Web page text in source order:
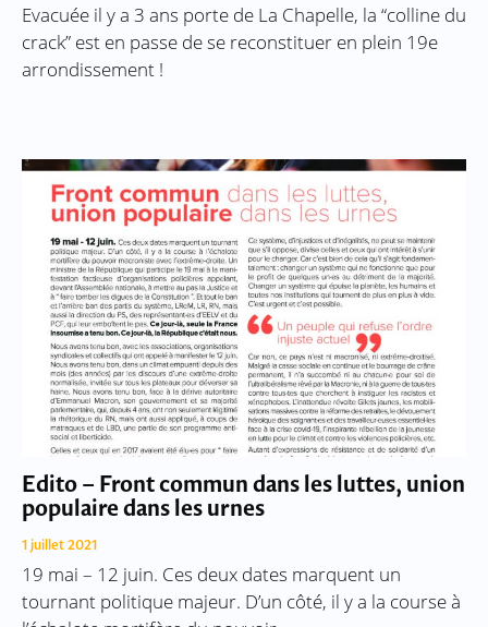
Evacuée il y a 3 ans porte de La Chapelle, la “colline du
crack” est en passe de se reconstituer en plein 19e
arrondissement !
Edito – Front commun dans les luttes, union
populaire dans les urnes
1 juillet 2021
19 mai – 12 juin. Ces deux dates marquent un
tournant politique majeur. D’un côté, il y a la course à